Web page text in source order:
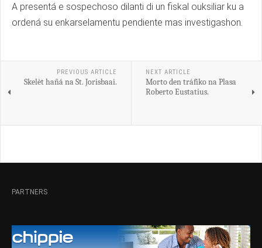
A presentá e sospechoso dilanti di un fiskal ouksiliar ku a
ordená su enkarselamentu pendiente mas investigashon.
PREVIOUS ARTICLE
Skelèt hañá na St. Jorisbaai.
NEXT ARTICLE
Morto den tráfiko na Plasa
Roberto Eustatius.
PARTNERS